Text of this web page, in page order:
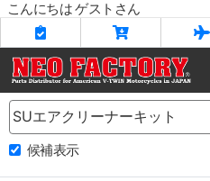
こんにちは ゲストさん
Name
候補表示